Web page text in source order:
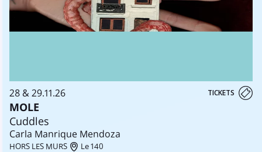
28 & 29.11.26 TICKETS
MOLE
Cuddles
Carla Manrique Mendoza
HORS LES MURS Le 140